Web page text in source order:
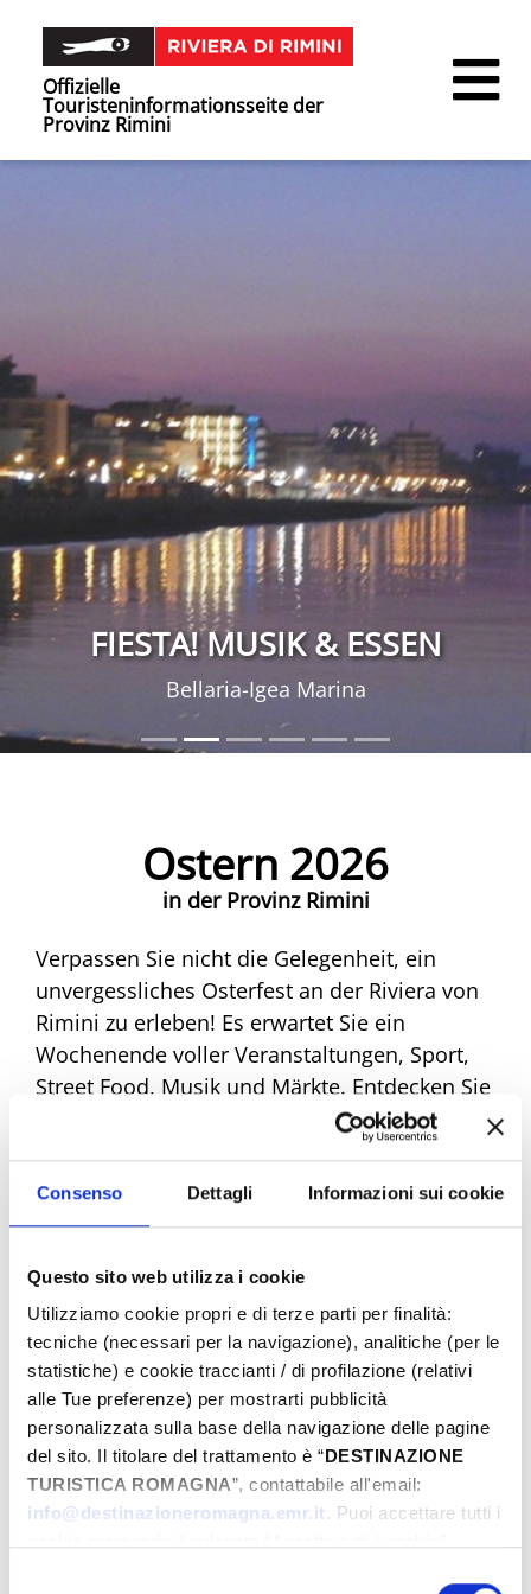
Consenso Dettagli Informazioni sui cookie
Questo sito web utilizza i cookie
Utilizziamo cookie propri e di terze parti per finalità:
tecniche (necessari per la navigazione), analitiche (per le
statistiche) e cookie traccianti / di profilazione (relativi
alle Tue preferenze) per mostrarti pubblicità
personalizzata sulla base della navigazione delle pagine
del sito. Il titolare del trattamento è “DESTINAZIONE
TURISTICA ROMAGNA”, contattabile all'email:
info@destinazioneromagna.emr.it. Puoi accettare tutti i
Offizielle
Touristeninformationsseite der
Provinz Rimini
FIESTA! MUSIK & ESSEN
Bellaria-Igea Marina
Ostern 2026
in der Provinz Rimini
Verpassen Sie nicht die Gelegenheit, ein
unvergessliches Osterfest an der Riviera von
Rimini zu erleben! Es erwartet Sie ein
Wochenende voller Veranstaltungen, Sport,
Street Food, Musik und Märkte. Entdecken Sie
alle Angebote und machen Sie sich bereit,
einzigartige Emotionen zu erleben. Buchen
Sie jetzt Ihr Traum-Ostern!
Von
Bis